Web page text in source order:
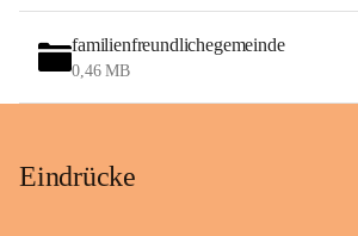
familienfreundlichegemeinde
0,46 MB
Eindrücke